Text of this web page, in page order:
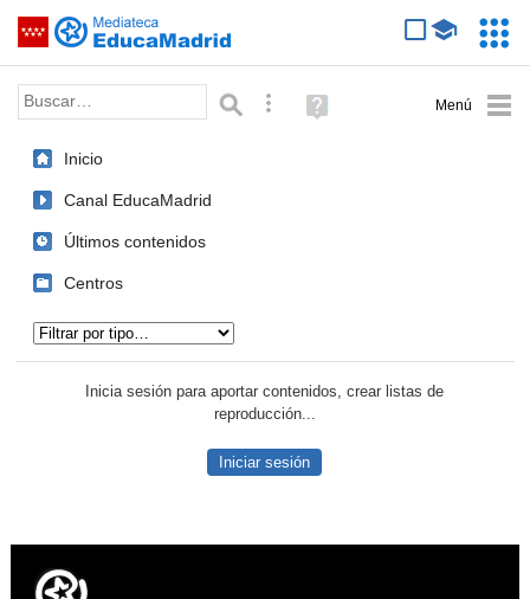
Saltar navegación
Palabra o frase: Búsqueda avanzada
Ayuda
(en
Inicio
Canal EducaMadrid
Últimos contenidos
Centros
Inicia sesión para aportar contenidos, crear listas de
reproducción...
Iniciar sesión